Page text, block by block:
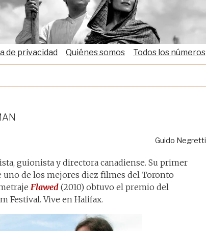
de privacidad Quiénes somos Todos los números
Guido Negretti
guionista y directora canadiense. Su primer
uno de los mejores diez filmes del Toronto
Flawed (2010) obtuvo el premio del
Festival. Vive en Halifax.